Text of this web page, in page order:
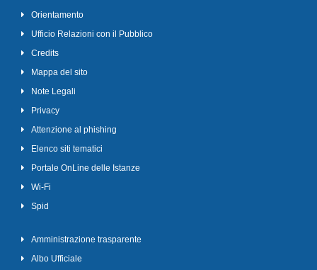
Orientamento
Ufficio Relazioni con il Pubblico
Credits
Mappa del sito
Note Legali
Privacy
Attenzione al phishing
Elenco siti tematici
Portale OnLine delle Istanze
Wi-Fi
Spid
Amministrazione trasparente
Albo Ufficiale